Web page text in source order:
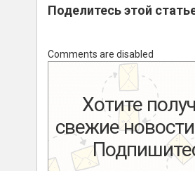
Поделитесь этой
Comments are disabled
Хотите
свежие